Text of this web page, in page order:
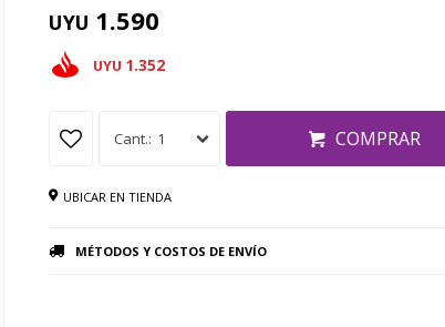
UYU 1.590
UYU 1.352
1 COMPRAR
UBICAR EN TIENDA
MÉTODOS Y COSTOS DE ENVÍO